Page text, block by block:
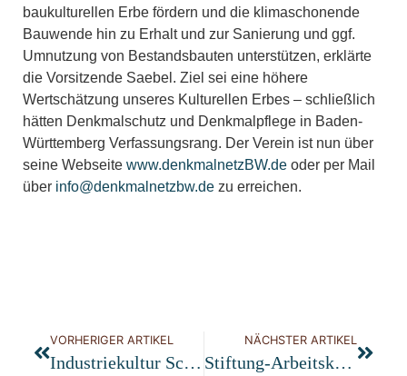
baukulturellen Erbe fördern und die klimaschonende
Bauwende hin zu Erhalt und zur Sanierung und ggf.
Umnutzung von Bestandsbauten unterstützen, erklärte
die Vorsitzende Saebel. Ziel sei eine höhere
Wertschätzung unseres Kulturellen Erbes – schließlich
hätten Denkmalschutz und Denkmalpflege in Baden-
Württemberg Verfassungsrang. Der Verein ist nun über
seine Webseite www.denkmalnetzBW.de oder per Mail
über info@denkmalnetzbw.de zu erreichen.
VORHERIGER ARTIKEL
Industriekultur Schwarzwald
NÄCHSTER ARTIKEL
Stiftung-Arbeitskreis